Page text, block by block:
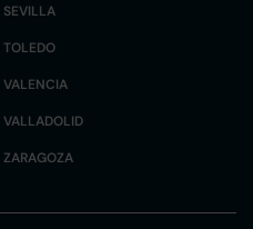
SEVILLA
TOLEDO
VALENCIA
VALLADOLID
ZARAGOZA